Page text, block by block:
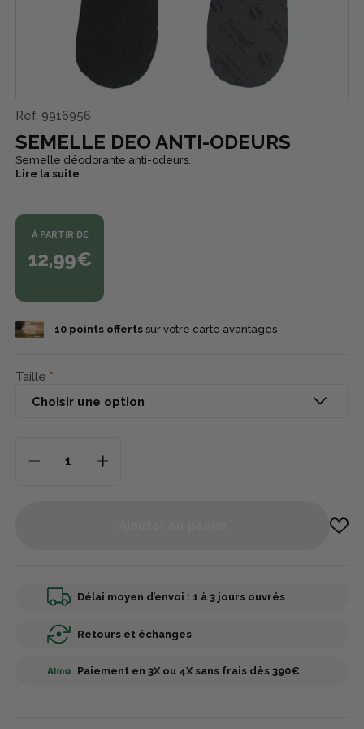
Réf. 9916956
SEMELLE DEO ANTI-ODEURS
Semelle déodorante anti-odeurs.
Lire la suite
À PARTIR DE
12,99€
10points offertssur votre carte avantages
Taille
Délai moyen d’envoi : 1 à 3 jours ouvrés
Retours et échanges
Paiement en 3X ou 4X sans frais dès 390€